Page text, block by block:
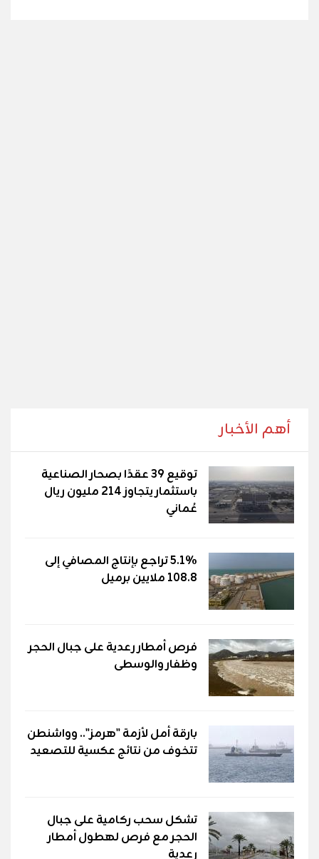
أهم الأخبار
توقيع 39 عقدًا بصحار الصناعية
باستثمار يتجاوز 214 مليون ريال
عُماني
5.1% تراجع بإنتاج المصافي إلى
108.8 ملايين برميل
فرص أمطار رعدية على جبال الحجر
وظفار والوسطى
بارقة أمل لأزمة "هرمز".. وواشنطن
تتخوف من نتائج عكسية للتصعيد
تشكل سحب ركامية على جبال
الحجر مع فرص لهطول أمطار
رعدية